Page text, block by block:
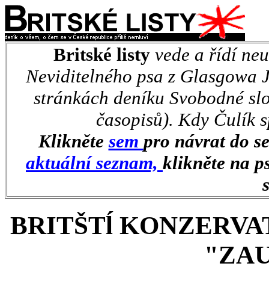
Britské listy vede a řídí
Neviditelného psa z Glasgowa
stránkách deníku Svobodné
časopisů). Kdy Čulík
Klikněte sem pro návrat do
aktuální seznam, klikněte na
BRITŠTĺ